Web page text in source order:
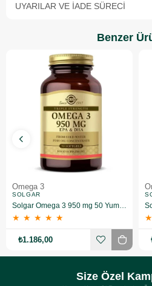
UYARILAR VE İADE SÜRECI
Benzer
Omega 3
SOLGAR
Solgar Omega 3 950 mg 50 Yumuşak Jelatinli Kapsül
★ ★ ★ ★ ★
₺1.186,00
★
Size Özel